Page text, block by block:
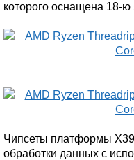
которого оснащена 18-ю
Чипсеты платформы
обработки данных с